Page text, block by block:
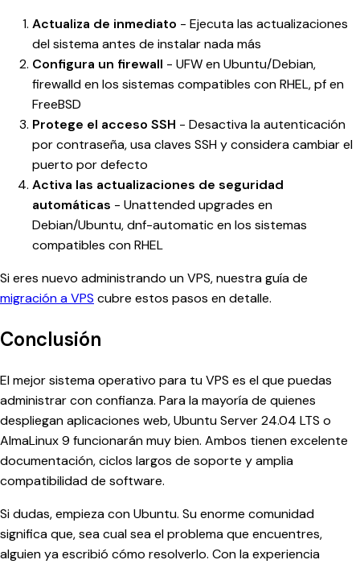
Actualiza de inmediato - Ejecuta las actualizaciones
del sistema antes de instalar nada más
Configura un firewall - UFW en Ubuntu/Debian,
firewalld en los sistemas compatibles con RHEL, pf en
FreeBSD
Protege el acceso SSH - Desactiva la autenticación
por contraseña, usa claves SSH y considera cambiar el
puerto por defecto
Activa las actualizaciones de seguridad
automáticas - Unattended upgrades en
Debian/Ubuntu, dnf-automatic en los sistemas
compatibles con RHEL
Si eres nuevo administrando un VPS, nuestra guía de
migración a VPS cubre estos pasos en detalle.
Conclusión
El mejor sistema operativo para tu VPS es el que puedas
administrar con confianza. Para la mayoría de quienes
despliegan aplicaciones web, Ubuntu Server 24.04 LTS o
AlmaLinux 9 funcionarán muy bien. Ambos tienen excelente
documentación, ciclos largos de soporte y amplia
compatibilidad de software.
Si dudas, empieza con Ubuntu. Su enorme comunidad
significa que, sea cual sea el problema que encuentres,
alguien ya escribió cómo resolverlo. Con la experiencia